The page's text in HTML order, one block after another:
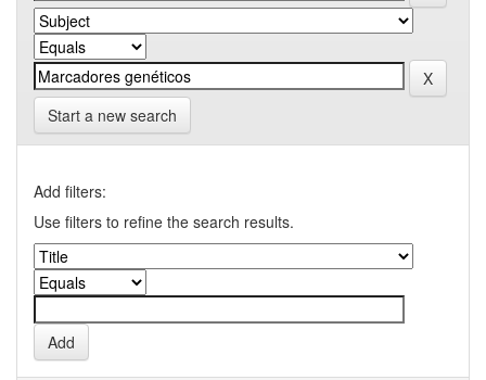
Start a new search
Add filters:
Use filters to refine the search results.